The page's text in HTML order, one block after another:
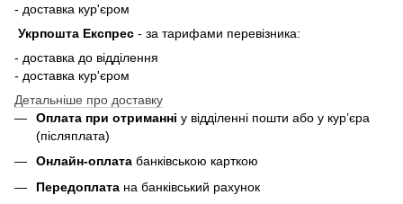
- доставка кур'єром
Укрпошта Експрес - за тарифами перевізника:
- доставка до відділення
- доставка кур'єром
Детальніше про доставку
Оплата при отриманні у відділенні пошти або у кур’єра
(післяплата)
Онлайн-оплата банківською карткою
Передоплата на банківський рахунок